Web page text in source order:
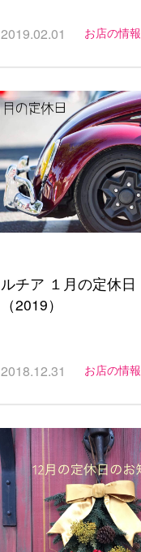
2019.02.01 お店の情報
ルチア １月の定休日
（2019）
2018.12.31 お店の情報